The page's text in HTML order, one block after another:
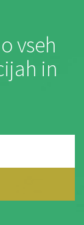
o vseh
in